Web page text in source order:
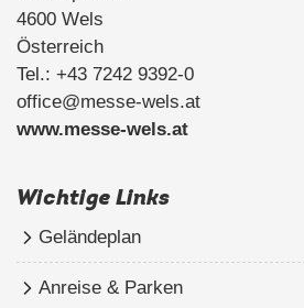
4600 Wels
Österreich
Tel.: +43 7242 9392-0
office@messe-wels.at
www.messe-wels.at
Wichtige Links
Geländeplan
Anreise & Parken